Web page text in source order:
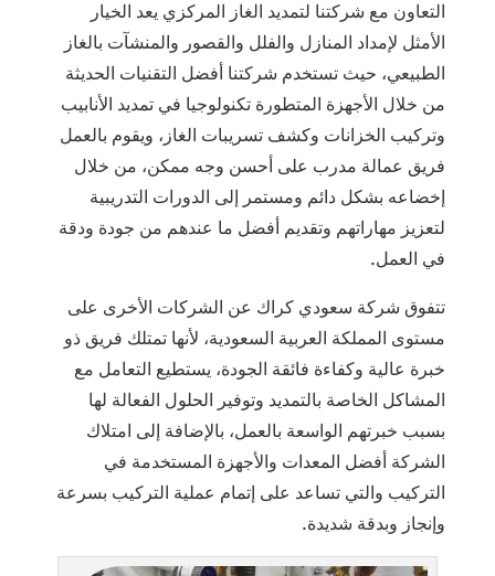
التعاون مع شركتنا لتمديد الغاز المركزي يعد الخيار
الأمثل لإمداد المنازل والفلل والقصور والمنشآت بالغاز
الطبيعي، حيث تستخدم شركتنا أفضل التقنيات الحديثة
من خلال الأجهزة المتطورة تكنولوجيا في تمديد الأنابيب
وتركيب الخزانات وكشف تسريبات الغاز، ويقوم بالعمل
فريق عمالة مدرب على أحسن وجه ممكن، من خلال
إخضاعه بشكل دائم ومستمر إلى الدورات التدريبية
لتعزيز مهاراتهم وتقديم أفضل ما عندهم من جودة ودقة
في العمل.
تتفوق شركة سعودي كراك عن الشركات الأخرى على
مستوى المملكة العربية السعودية، لأنها تمتلك فريق ذو
خبرة عالية وكفاءة فائقة الجودة، يستطيع التعامل مع
المشاكل الخاصة بالتمديد وتوفير الحلول الفعالة لها
بسبب خبرتهم الواسعة بالعمل، بالإضافة إلى امتلاك
الشركة أفضل المعدات والأجهزة المستخدمة في
التركيب والتي تساعد على إتمام عملية التركيب بسرعة
وإنجاز وبدقة شديدة.